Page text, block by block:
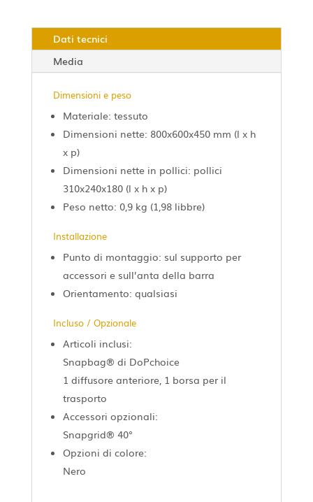
Dati tecnici
Media
Dimensioni e peso
Materiale: tessuto
Dimensioni nette: 800x600x450 mm (l x h
x p)
Dimensioni nette in pollici: pollici
310x240x180 (l x h x p)
Peso netto: 0,9 kg (1,98 libbre)
Installazione
Punto di montaggio: sul supporto per
accessori e sull’anta della barra
Orientamento: qualsiasi
Incluso / Opzionale
Articoli inclusi:
Snapbag® di DoPchoice
1 diffusore anteriore, 1 borsa per il
trasporto
Accessori opzionali:
Snapgrid® 40°
Opzioni di colore:
Nero